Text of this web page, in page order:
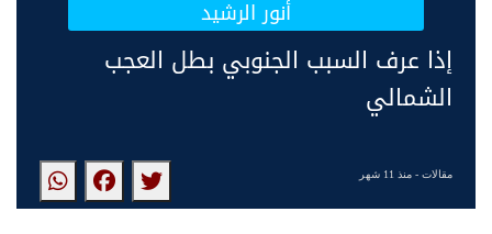
أنور الرشيد
إذا عرف السبب الجنوبي بطل العجب
الشمالي
مقالات- منذ 11 شهر